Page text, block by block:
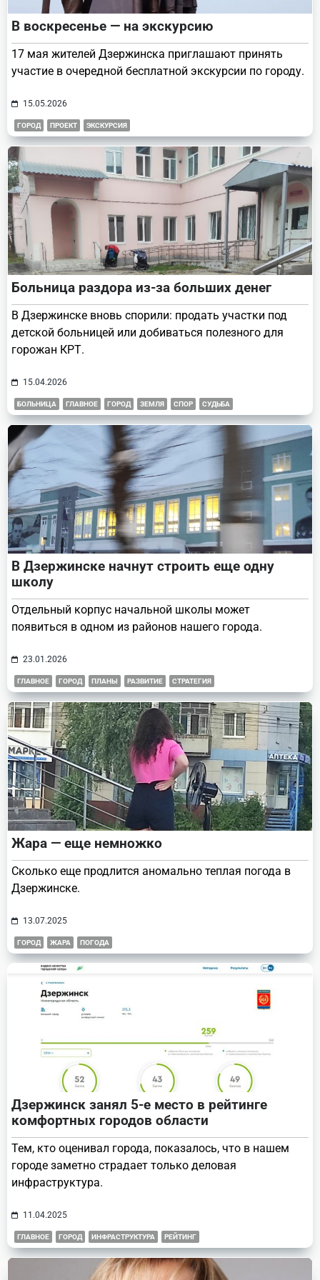
В воскресенье — на экскурсию
17 мая жителей Дзержинска приглашают принять
участие в очередной бесплатной экскурсии по городу.
15.05.2026
ГОРОД ПРОЕКТ ЭКСКУРСИЯ
Больница раздора из-за больших денег
В Дзержинске вновь спорили: продать участки под
детской больницей или добиваться полезного для
горожан КРТ.
15.04.2026
БОЛЬНИЦА ГЛАВНОЕ ГОРОД ЗЕМЛЯ СПОР СУДЬБА
В Дзержинске начнут строить еще одну
школу
Отдельный корпус начальной школы может
появиться в одном из районов нашего города.
23.01.2026
ГЛАВНОЕ ГОРОД ПЛАНЫ РАЗВИТИЕ СТРАТЕГИЯ
Жара — еще немножко
Сколько еще продлится аномально теплая погода в
Дзержинске.
13.07.2025
ГОРОД ЖАРА ПОГОДА
Дзержинск занял 5-е место в рейтинге
комфортных городов области
Тем, кто оценивал города, показалось, что в нашем
городе заметно страдает только деловая
инфраструктура.
11.04.2025
ГЛАВНОЕ ГОРОД ИНФРАСТРУКТУРА РЕЙТИНГ